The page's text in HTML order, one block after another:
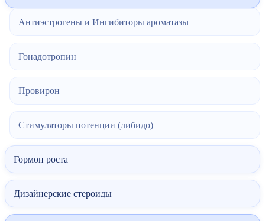
Антиэстрогены и Ингибиторы ароматазы
Гонадотропин
Провирон
Стимуляторы потенции (либидо)
Гормон роста
Дизайнерские стероиды